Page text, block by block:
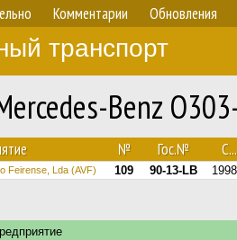
Комментарии Обновления
транспорт
Benz
№ Гос.№ С...
Feirense, Lda (AVF) 109 90-13-LB 1998